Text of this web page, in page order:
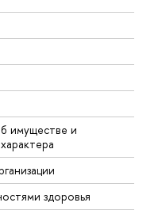
имуществе и
здоровья